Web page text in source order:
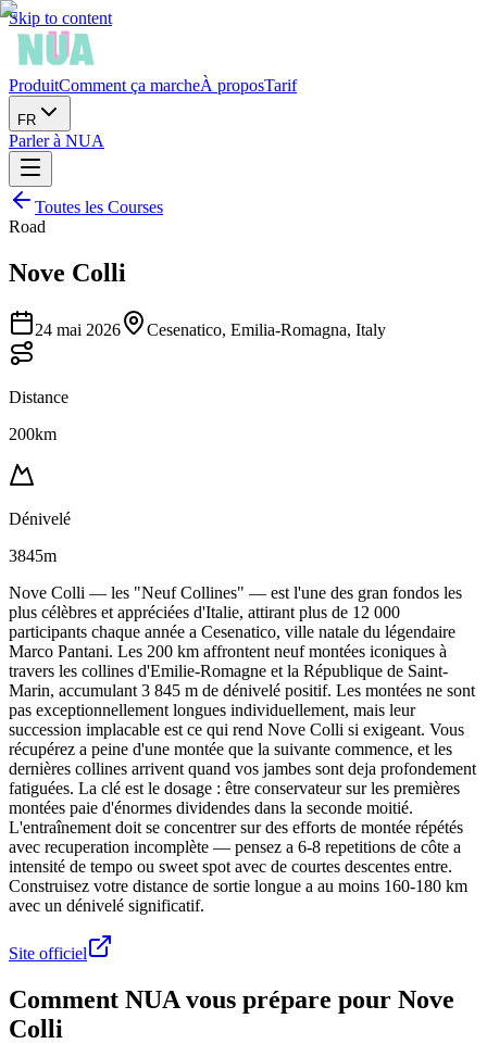
Skip to content
ProduitComment ça marcheÀ proposTarif
FR
Parler à NUA
Toutes les Courses
Road
Nove Colli
24 mai 2026 Cesenatico, Emilia-Romagna, Italy
Distance
200km
Dénivelé
3845m
Nove Colli — les "Neuf Collines" — est l'une des gran fondos les
plus célèbres et appréciées d'Italie, attirant plus de 12 000
participants chaque année a Cesenatico, ville natale du légendaire
Marco Pantani. Les 200 km affrontent neuf montées iconiques à
travers les collines d'Emilie-Romagne et la République de Saint-
Marin, accumulant 3 845 m de dénivelé positif. Les montées ne sont
pas exceptionnellement longues individuellement, mais leur
succession implacable est ce qui rend Nove Colli si exigeant. Vous
récupérez a peine d'une montée que la suivante commence, et les
dernières collines arrivent quand vos jambes sont deja profondement
fatiguées. La clé est le dosage : être conservateur sur les premières
montées paie d'énormes dividendes dans la seconde moitié.
L'entraînement doit se concentrer sur des efforts de montée répétés
avec recuperation incomplète — pensez a 6-8 repetitions de côte a
intensité de tempo ou sweet spot avec de courtes descentes entre.
Construisez votre distance de sortie longue a au moins 160-180 km
avec un dénivelé significatif.
Site officiel
Comment NUA vous prépare pour Nove
Colli